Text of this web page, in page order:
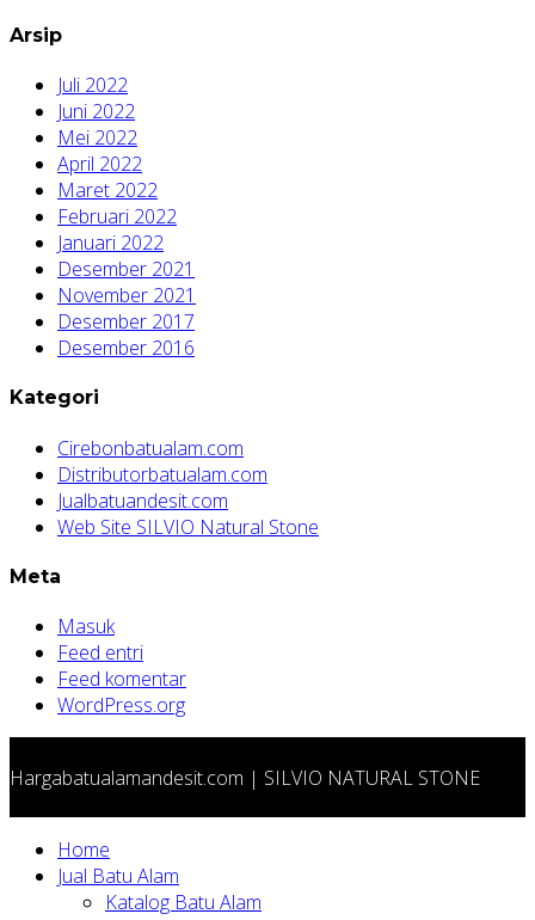
Arsip
Juli 2022
Juni 2022
Mei 2022
April 2022
Maret 2022
Februari 2022
Januari 2022
Desember 2021
November 2021
Desember 2017
Desember 2016
Kategori
Cirebonbatualam.com
Distributorbatualam.com
Jualbatuandesit.com
Web Site SILVIO Natural Stone
Meta
Masuk
Feed entri
Feed komentar
WordPress.org
Hargabatualamandesit.com | SILVIO NATURAL STONE
Home
Jual Batu Alam
Katalog Batu Alam